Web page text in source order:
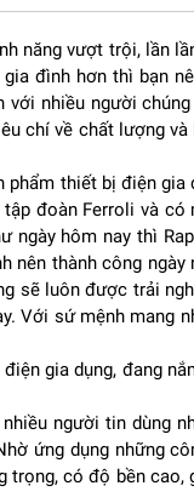
năng vượt trội, lần
đình hơn thì bạn
với nhiều người
chí về chất lượng
thiết bị điện gia
đoàn Ferroli và
ngày hôm nay thì
thành công ngày
sẽ luôn được trải
Với sứ mệnh mang
gia dụng, đang
người tin dùng
ứng dụng những
có độ bền cao,